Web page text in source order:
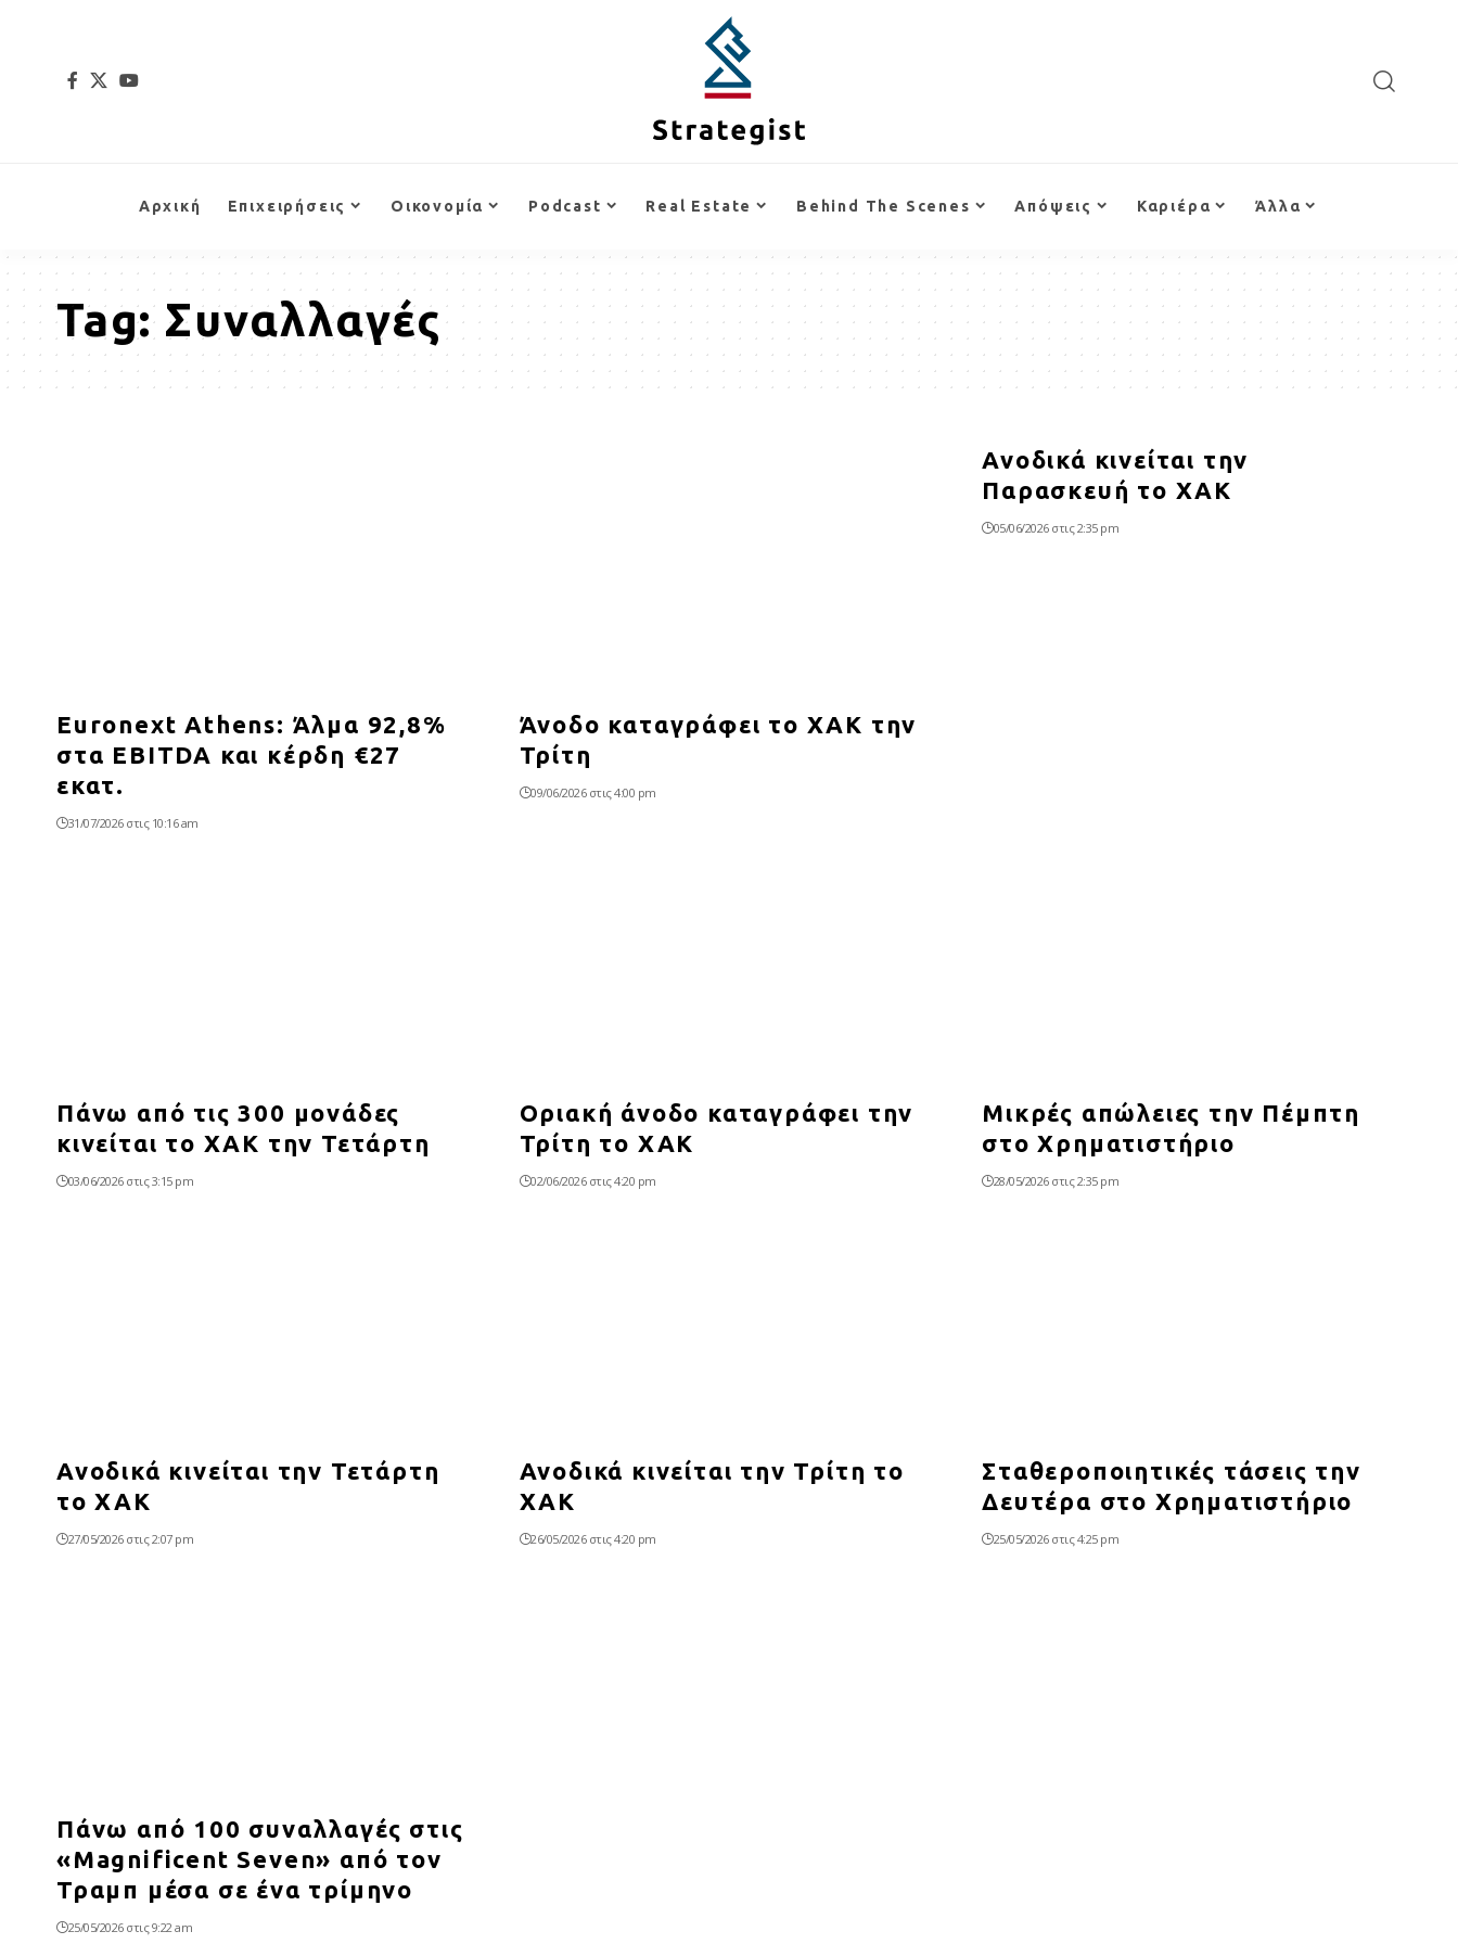
Αρχική Επιχειρήσεις Οικονομία Podcast Real Estate Behind The Scenes Απόψεις Καριέρα Άλλα
Tag: Συναλλαγές
Euronext Athens: Άλμα 92,8%
στα EBITDA και κέρδη €27
εκατ.
31/07/2026 στις 10:16 am
Άνοδο καταγράφει το ΧΑΚ την
Τρίτη
09/06/2026 στις 4:00 pm
Ανοδικά κινείται την
Παρασκευή το ΧΑΚ
05/06/2026 στις 2:35 pm
Πάνω από τις 300 μονάδες
κινείται το ΧΑΚ την Τετάρτη
03/06/2026 στις 3:15 pm
Οριακή άνοδο καταγράφει την
Τρίτη το ΧΑΚ
02/06/2026 στις 4:20 pm
Μικρές απώλειες την Πέμπτη
στο Χρηματιστήριο
28/05/2026 στις 2:35 pm
Ανοδικά κινείται την Τετάρτη
το ΧΑΚ
27/05/2026 στις 2:07 pm
Ανοδικά κινείται την Τρίτη το
ΧΑΚ
26/05/2026 στις 4:20 pm
Σταθεροποιητικές τάσεις την
Δευτέρα στο Χρηματιστήριο
25/05/2026 στις 4:25 pm
Πάνω από 100 συναλλαγές στις
«Magnificent Seven» από τον
Τραμπ μέσα σε ένα τρίμηνο
25/05/2026 στις 9:22 am